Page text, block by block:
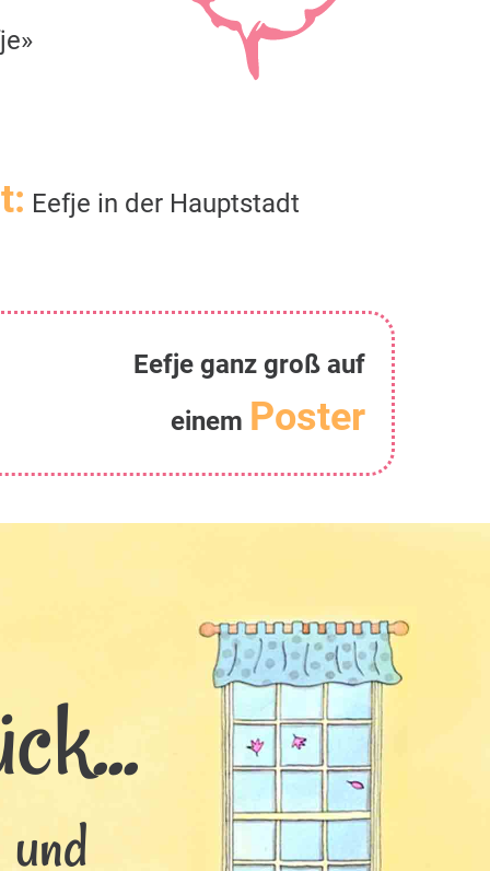
Eefje in der Hauptstadt
Eefje ganz groß auf
einem Poster